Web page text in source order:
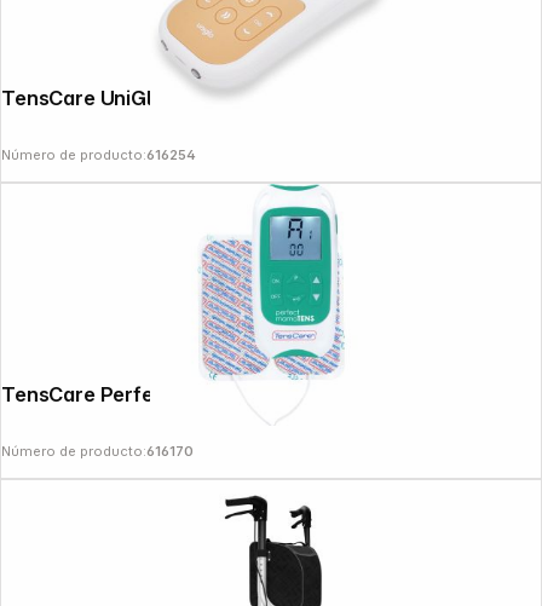
TensCare UniGlo Muscle Stimulator
Número de producto:616254
TensCare Perfect mama
Número de producto:616170